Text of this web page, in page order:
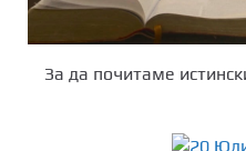
За да почитаме